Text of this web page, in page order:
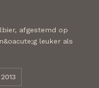
afgestemd op
leuker als